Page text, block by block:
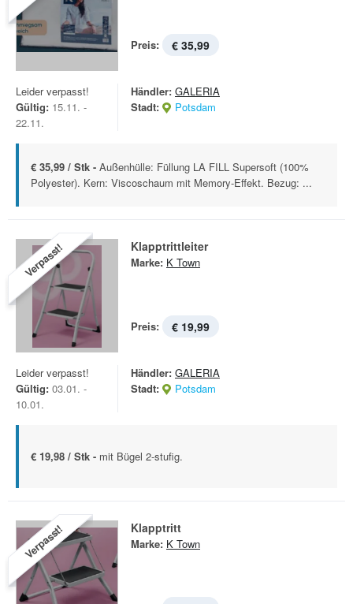
Preis: € 35,99
Leider verpasst!
Gültig: 15.11. -
22.11.
Händler: GALERIA
Stadt:
Potsdam
€ 35,99 / Stk - Außenhülle: Füllung LA FILL Supersoft (100%
Polyester). Kern: Viscoschaum mit Memory-Effekt. Bezug: ...
Verpasst! Klapptrittleiter
Marke: K Town
Preis: € 19,99
Leider verpasst!
Gültig: 03.01. -
10.01.
Händler: GALERIA
Stadt:
Potsdam
€ 19,98 / Stk - mit Bügel 2-stufig.
Verpasst! Klapptritt
Marke: K Town